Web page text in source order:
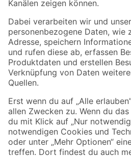
Folge uns
Zahlungsarten
Sicher einkaufen
Jetzt die toom-App herunterladen